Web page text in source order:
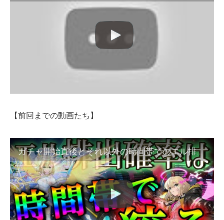
【前回までの動画たち】
ガチャ開始直後とそれ以外の時間帯でのエル排出率の差がわかるデータがこちら【モンスト】